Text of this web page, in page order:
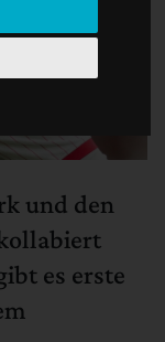
und den
es erste